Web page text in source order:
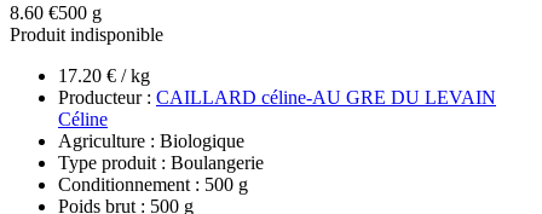
8.60 €500 g
Produit indisponible
17.20 € / kg
Producteur : CAILLARD céline-AU GRE DU LEVAIN
Céline
Agriculture : Biologique
Type produit : Boulangerie
Conditionnement : 500 g
Poids brut : 500 g